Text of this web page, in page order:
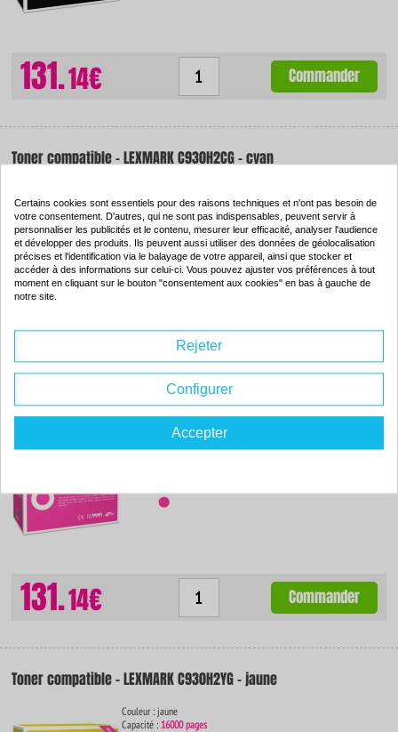
131.14€ Commander
Toner compatible - LEXMARK C930H2CG - cyan
Capacité :16000 pages
ISO 9001 / ISO 14001
131.14€ Commander
Toner compatible - LEXMARK C930H2MG - magenta
Couleur : magenta
131.14€ Commander
Toner compatible - LEXMARK C930H2YG - jaune
Couleur : jaune
Capacité : 16000 pages
Certains cookies sont essentiels pour des raisons techniques et n'ont pas besoin de
votre consentement. D'autres, qui ne sont pas indispensables, peuvent servir à
personnaliser les publicités et le contenu, mesurer leur efficacité, analyser l'audience
et développer des produits. Ils peuvent aussi utiliser des données de géolocalisation
précises et l'identification via le balayage de votre appareil, ainsi que stocker et
accéder à des informations sur celui-ci. Vous pouvez ajuster vos préférences à tout
moment en cliquant sur le bouton "consentement aux cookies" en bas à gauche de
notre site.
Rejeter
Configurer
Accepter